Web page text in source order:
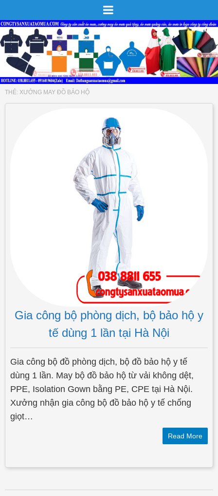
THẺ: XƯỞNG MAY ĐỒ BẢO HỘ
Gia công bộ phòng dịch, bộ bảo hộ y
tế dùng 1 lần tại Hà Nội
Gia công bộ đồ phòng dịch, bộ đồ bảo hộ y tế
dùng 1 lần. May bộ đồ bảo hộ từ vải không dệt,
PPE, Isolation Gown bằng PE, CPE tại Hà Nội.
Xưởng nhận gia công bộ đồ bảo hộ y tế chống
giọt…
Read More